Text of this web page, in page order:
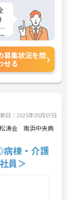
募集状況を問
せる
日：2025年05月07日
涛会 南浜中央病
病棟・介護
員＞